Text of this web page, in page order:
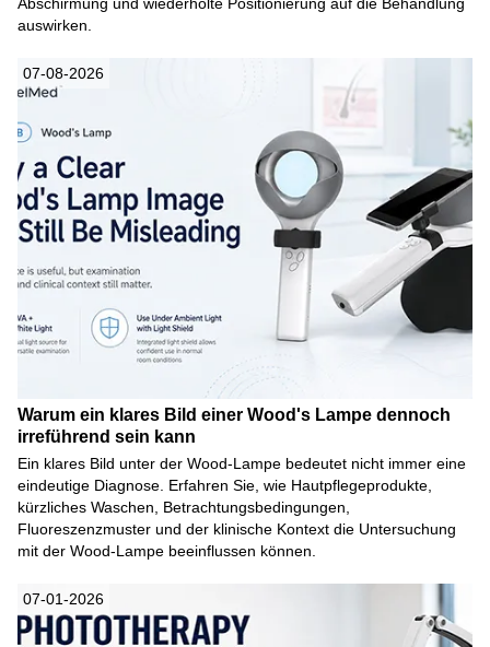
Abschirmung und wiederholte Positionierung auf die Behandlung
auswirken.
07-08-2026
Warum ein klares Bild einer Wood's Lampe dennoch
irreführend sein kann
Ein klares Bild unter der Wood-Lampe bedeutet nicht immer eine
eindeutige Diagnose. Erfahren Sie, wie Hautpflegeprodukte,
kürzliches Waschen, Betrachtungsbedingungen,
Fluoreszenzmuster und der klinische Kontext die Untersuchung
mit der Wood-Lampe beeinflussen können.
07-01-2026